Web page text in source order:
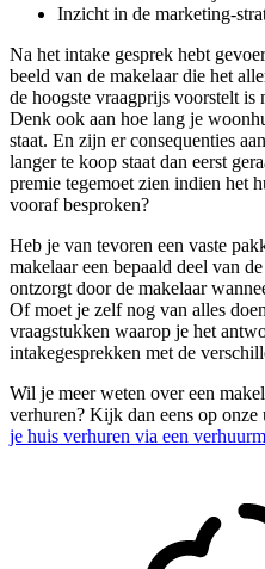
Inzicht in de marketing-
Na het intake gesprek hebt
beeld van de makelaar die het
de hoogste vraagprijs voorstelt is
Denk ook aan hoe lang je
staat. En zijn er consequenties
langer te koop staat dan eerst
premie tegemoet zien indien het
vooraf besproken?
Heb je van tevoren een vaste
makelaar een bepaald deel van
ontzorgt door de makelaar
Of moet je zelf nog van alles
vraagstukken waarop je het
intakegesprekken met de
Wil je meer weten over een
verhuren? Kijk dan eens op
je huis verhuren via een